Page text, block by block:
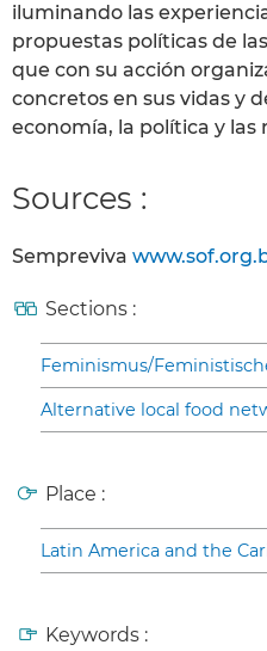
iluminando las
propuestas políticas de
que con su acción
concretos en sus vidas y
economía, la política y las
Sources :
Sempreviva
Sections :
Feminismus/
Alternative local food
Place :
Latin America and the
Keywords :